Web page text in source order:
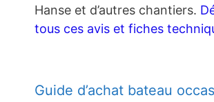
Hanse et d’autres chantiers.
tous ces avis et fiches
Guide d’achat bateau